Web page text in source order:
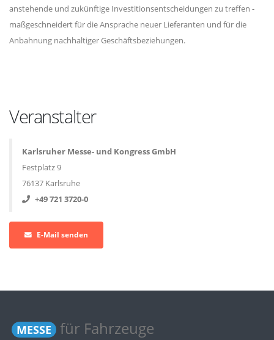
anstehende und zukünftige Investitionsentscheidungen zu treffen -
maßgeschneidert für die Ansprache neuer Lieferanten und für die
Anbahnung nachhaltiger Geschäftsbeziehungen.
Veranstalter
Karlsruher Messe- und Kongress GmbH
Festplatz 9
76137 Karlsruhe
+49 721 3720-0
E-Mail senden
MESSE für Fahrzeuge